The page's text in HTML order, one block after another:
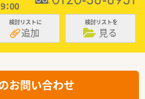
検討リストに
追加
検討リストを
見る
お問い合わせ